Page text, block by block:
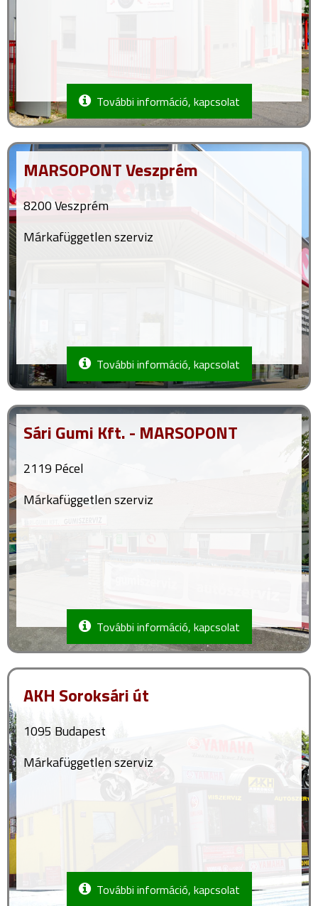
További információ, kapcsolat
MARSOPONT Veszprém
8200 Veszprém
Márkafüggetlen szerviz
További információ, kapcsolat
Sári Gumi Kft. - MARSOPONT
2119 Pécel
Márkafüggetlen szerviz
További információ, kapcsolat
AKH Soroksári út
1095 Budapest
Márkafüggetlen szerviz
További információ, kapcsolat